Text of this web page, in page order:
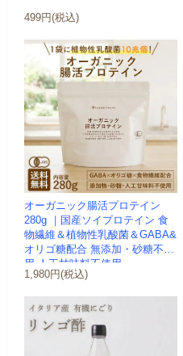
499円(税込)
オーガニック腸活プロテイン
280g ｜国産ソイプロテイン 食
物繊維＆植物性乳酸菌＆GABA&
オリゴ糖配合 無添加・砂糖不使
用 人工甘味料不使用 ...
1,980円(税込)